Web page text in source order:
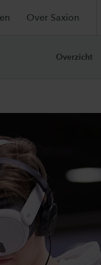
Over Saxion
Overzicht